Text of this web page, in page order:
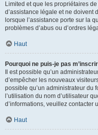
Limited et que les propriétaires
d’assistance légale et ne doivent
lorsque l’assistance porte sur la
problèmes d’abus ou d’ordres
Haut
Pourquoi ne puis-je pas
Il est possible qu’un
d’empêcher les nouveaux
possible qu’un administrateur du
l’utilisation du nom d’utilisateur
d’informations, veuillez contacter
Haut